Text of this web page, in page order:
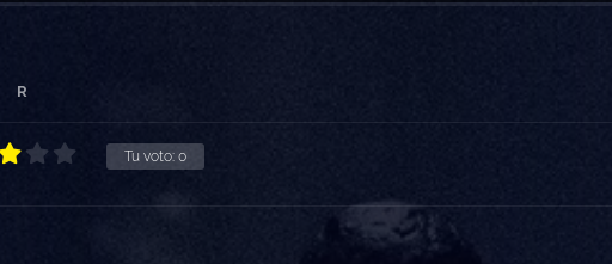
R
Tu voto: 0